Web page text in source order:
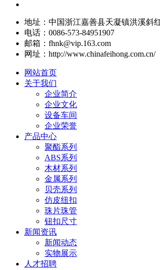
地址：中国浙江嘉善县天凝镇洪溪斜
电话：0086-573-84951907
邮箱：fhnk@vip.163.com
网址：http://www.chinafeihong.com.cn/
网站首页
关于我们
企业简介
企业文化
设备车间
企业荣誉
产品中心
聚酯系列
ABS系列
木材系列
金属系列
贝壳系列
仿皮纽扣
珠片珠管
钮扣尺寸
新闻资讯
新闻动态
实物展示
人才招聘